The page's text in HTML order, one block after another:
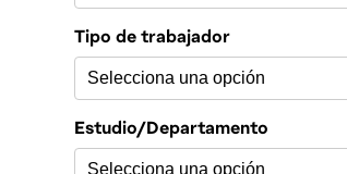
Tipo de trabajador
Estudio/Departamento